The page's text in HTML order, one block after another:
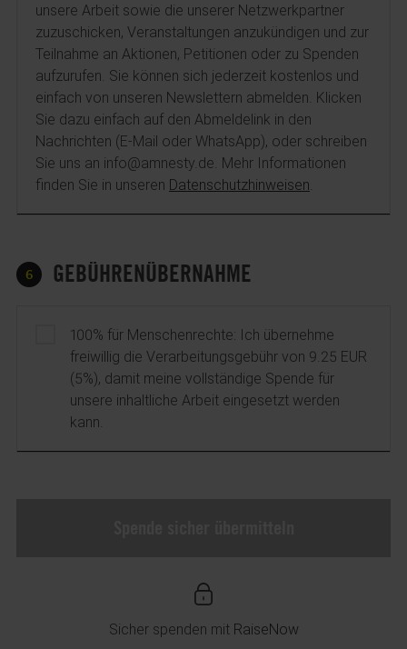
unsere Arbeit sowie die unserer Netzwerkpartner
zuzuschicken, Veranstaltungen anzukündigen und zur
Teilnahme an Aktionen, Petitionen oder zu Spenden
aufzurufen. Sie können sich jederzeit kostenlos und
einfach von unseren Newslettern abmelden. Klicken
Sie dazu einfach auf den Abmeldelink in den
Nachrichten (E-Mail oder WhatsApp), oder schreiben
Sie uns an info@amnesty.de. Mehr Informationen
finden Sie in unseren Datenschutzhinweisen
6 GEBÜHRENÜBERNAHME
100% für Menschenrechte: Ich übernehme
freiwillig die Verarbeitungsgebühr von 9.25 EUR
(5%), damit meine vollständige Spende für
unsere inhaltliche Arbeit eingesetzt werden
kann.
Sicher spenden mit RaiseNow